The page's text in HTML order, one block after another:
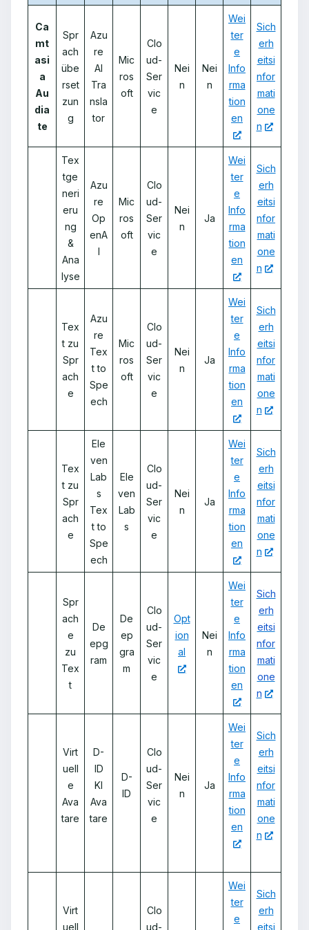
Ca
mt
asi
a
Au
dia
te
Spr
ach
übe
rset
zun
g
Azu
re
AI
Tra
nsla
tor
Mic
ros
oft
Clo
ud-
Ser
vic
e
Nei
n
Nei
n
Wei
ter
e
Info
rma
tion
en
Sich
erh
eitsi
nfor
mati
one
n
Tex
tge
neri
eru
ng
&
Ana
lyse
Azu
re
Op
enA
I
Mic
ros
oft
Clo
ud-
Ser
vic
e
Nei
n
Ja
Wei
ter
e
Info
rma
tion
en
Sich
erh
eitsi
nfor
mati
one
n
Tex
t zu
Spr
ach
e
Azu
re
Tex
t to
Spe
ech
Mic
ros
oft
Clo
ud-
Ser
vic
e
Nei
n
Ja
Wei
ter
e
Info
rma
tion
en
Sich
erh
eitsi
nfor
mati
one
n
Tex
t zu
Spr
ach
e
Ele
ven
Lab
s
Tex
t to
Spe
ech
Ele
ven
Lab
s
Clo
ud-
Ser
vic
e
Nei
n
Ja
Wei
ter
e
Info
rma
tion
en
Sich
erh
eitsi
nfor
mati
one
n
Spr
ach
e
zu
Tex
t
De
epg
ram
De
ep
gra
m
Clo
ud-
Ser
vic
e
Opt
ion
al
Nei
n
Wei
ter
e
Info
rma
tion
en
Sich
erh
eitsi
nfor
mati
one
n
Virt
uell
e
Ava
tare
D-
ID
KI
Ava
tare
D-
ID
Clo
ud-
Ser
vic
e
Nei
n
Ja
Wei
ter
e
Info
rma
tion
en
Sich
erh
eitsi
nfor
mati
one
n
Virt
uell
Clo
ud-
Wei
ter
e
Sich
erh
eitsi